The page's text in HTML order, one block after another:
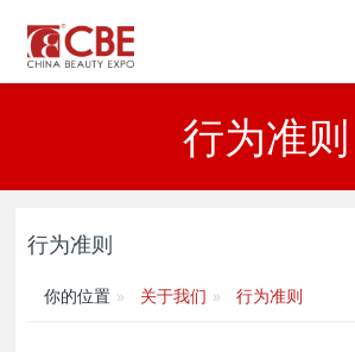
行为准则
行为准则
你的位置 关于我们 行为准则